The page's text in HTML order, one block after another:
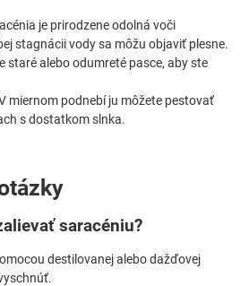
je prirodzene odolná voči
stagnácii vody sa môžu objaviť plesne.
staré alebo odumreté pasce, aby ste
miernom podnebí ju môžete pestovať
s dostatkom slnka.
saracéniu?
destilovanej alebo dažďovej